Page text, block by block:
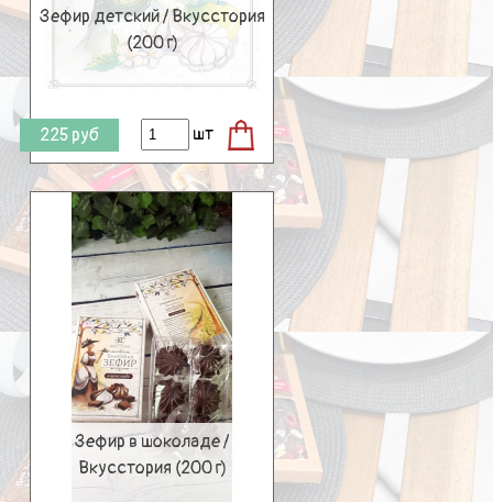
Зефир детский / Вкусстория
(200 г)
225 руб шт
Зефир в шоколаде /
Вкусстория (200 г)